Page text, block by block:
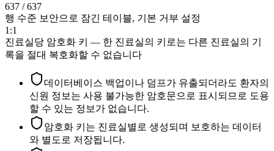
637 / 637
행 수준 보안으로 잠긴 테이블, 기본 거부 설정
1:1
진료실당 암호화 키 — 한 진료실의 키로는 다른 진료실의 기
록을 절대 복호화할 수 없습니다
데이터베이스 백업이나 덤프가 유출되더라도 환자의
신원 정보는 사용 불가능한 암호문으로 표시되므로 도용
할 수 있는 정보가 없습니다.
암호화 키는 진료실별로 생성되며 보호하는 데이터
와 별도로 저장됩니다.